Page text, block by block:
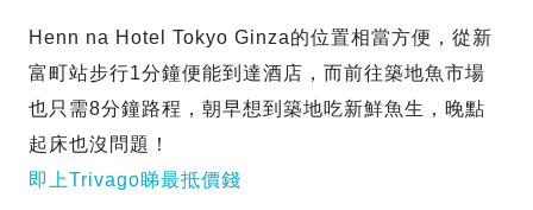
Henn na Hotel Tokyo Ginza的位置相當方便，從新
富町站步行1分鐘便能到達酒店，而前往築地魚市場
也只需8分鐘路程，朝早想到築地吃新鮮魚生，晚點
起床也沒問題！
即上Trivago睇最抵價錢